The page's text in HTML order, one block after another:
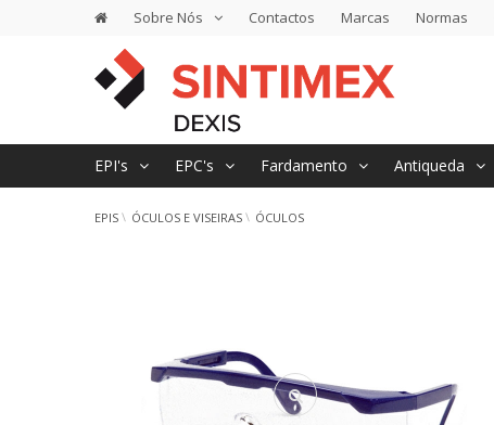
Sobre Nós Contactos Marcas Normas
EPI's EPC's Fardamento Antiqueda
EPIS ÓCULOS E VISEIRAS ÓCULOS